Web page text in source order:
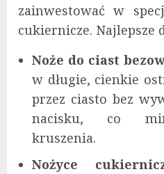
zainwestować w
cukiernicze. Najlepsze
Noże do ciast
w długie, cienkie
przez ciasto bez
nacisku, co
kruszenia.
Nożyce